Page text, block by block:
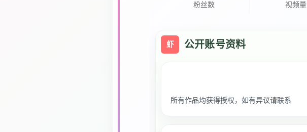
粉丝数 视频量
虾 公开账号资料
所有作品均获得授权，如有异议请联系